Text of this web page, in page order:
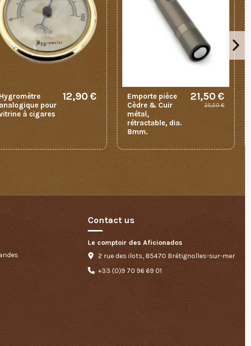
Hygromètre
analogique pour
à cigares
12,90 €
Emporte pièce
Cèdre & Cuir
métal,
rétractable, dia.
8mm.
21,50 €
25,50 €
Contact us
Le comptoir des Aficionados
2 rue des ilots, 85470 Brétignolles-sur-mer
+33 (0)9 70 96 69 01